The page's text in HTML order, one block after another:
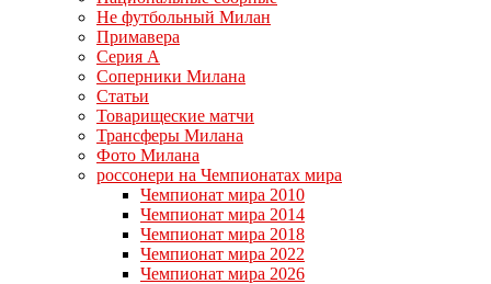
Не футбольный Милан
Примавера
Серия А
Соперники Милана
Статьи
Товарищеские матчи
Трансферы Милана
Фото Милана
россонери на Чемпионатах мира
Чемпионат мира 2010
Чемпионат мира 2014
Чемпионат мира 2018
Чемпионат мира 2022
Чемпионат мира 2026